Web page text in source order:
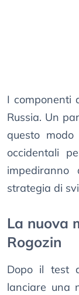
I componenti
Russia. Un
questo
occidentali
strategia di
La nuova
Rogozin
Dopo il test
lanciare una